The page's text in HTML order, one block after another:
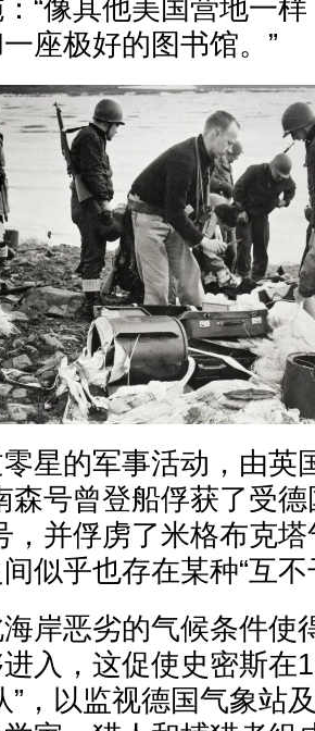
“像其他美国营地一
座极好的图书馆。”
星的军事活动，由英
森号曾登船俘获了受
，并俘虏了米格布克
似乎也存在某种“互
岸恶劣的气候条件使
入，这促使史密斯在
”，以监视德国气象站